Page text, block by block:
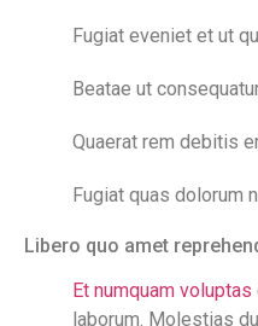
Fugiat eveniet et ut
Beatae ut
Quaerat rem debitis
Fugiat quas dolorum
Libero quo amet
Et numquam voluptas
laborum. Molestias